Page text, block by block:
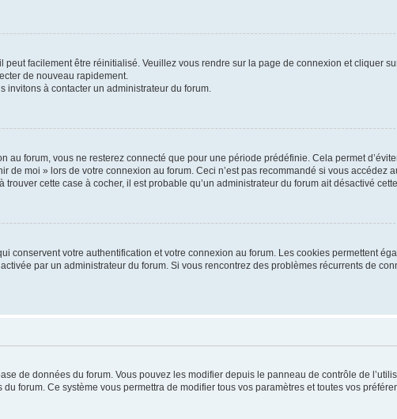
facilement être réinitialisé. Veuillez vous rendre sur la page de connexion et cliquer
de nouveau rapidement.
à contacter un administrateur du forum.
forum, vous ne resterez connecté que pour une période prédéfinie. Cela permet
de moi » lors de votre connexion au forum. Ceci n’est pas recommandé si vous accédez
cette case à cocher, il est probable qu’un administrateur du forum ait désactivé
conservent votre authentification et votre connexion au forum. Les cookies permettent
par un administrateur du forum. Si vous rencontrez des problèmes récurrents de
de données du forum. Vous pouvez les modifier depuis le panneau de contrôle de
forum. Ce système vous permettra de modifier tous vos paramètres et toutes vos